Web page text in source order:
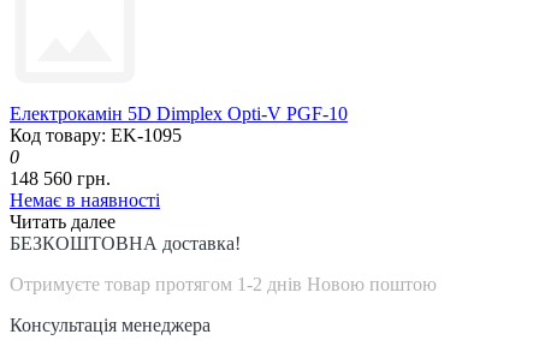
Електрокамін 5D Dimplex Opti-V PGF-10
Код товару: EK-1095
0
148 560 грн.
Немає в наявності
Читать далее
БЕЗКОШТОВНА доставка!
Отримуєте товар протягом 1-2 днів Новою поштою
Консультація менеджера